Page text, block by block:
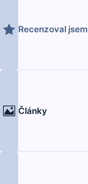
Recenzoval jsem
Články